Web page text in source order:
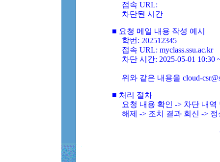
접속 URL:
차단된 시간
■ 요청 메일 내용 작성 예시
학번: 202512345
접속 URL: myclass.ssu.ac.kr
차단 시간: 2025-05-01 10:30
위와 같은 내용을 cloud-
■ 처리 절차
요청 내용 확인 -> 차단 내
해제 -> 조치 결과 회신 ->